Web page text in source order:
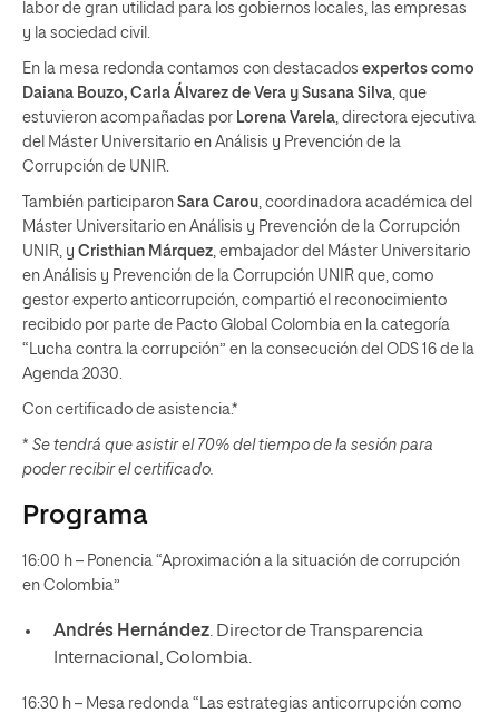
labor de gran utilidad para los gobiernos locales, las empresas
y la sociedad civil.
En la mesa redonda contamos con destacados expertos como
Daiana Bouzo, Carla Álvarez de Vera y Susana Silva, que
estuvieron acompañadas por Lorena Varela, directora ejecutiva
del Máster Universitario en Análisis y Prevención de la
Corrupción de UNIR.
También participaron Sara Carou, coordinadora académica del
Máster Universitario en Análisis y Prevención de la Corrupción
UNIR, y Cristhian Márquez, embajador del Máster Universitario
en Análisis y Prevención de la Corrupción UNIR que, como
gestor experto anticorrupción, compartió el reconocimiento
recibido por parte de Pacto Global Colombia en la categoría
“Lucha contra la corrupción” en la consecución del ODS 16 de la
Agenda 2030.
Con certificado de asistencia.*
* Se tendrá que asistir el 70% del tiempo de la sesión para
poder recibir el certificado.
Programa
16:00 h – Ponencia “Aproximación a la situación de corrupción
en Colombia”
Andrés Hernández. Director de Transparencia
Internacional, Colombia.
16:30 h – Mesa redonda “Las estrategias anticorrupción como